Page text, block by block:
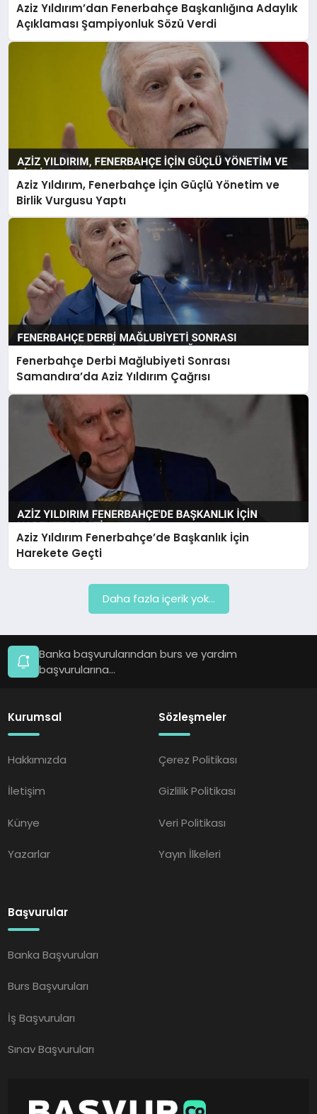
Aziz Yıldırım’dan Fenerbahçe Başkanlığına Adaylık
Açıklaması Şampiyonluk Sözü Verdi
Aziz Yıldırım, Fenerbahçe İçin Güçlü Yönetim ve
Birlik Vurgusu Yaptı
Fenerbahçe Derbi Mağlubiyeti Sonrası
Samandıra’da Aziz Yıldırım Çağrısı
Aziz Yıldırım Fenerbahçe’de Başkanlık İçin
Harekete Geçti
Daha fazla içerik yok...
Banka başvurularından burs ve yardım
başvurularına...
Kurumsal
Hakkımızda
İletişim
Künye
Yazarlar
Sözleşmeler
Çerez Politikası
Gizlilik Politikası
Veri Politikası
Yayın İlkeleri
Başvurular
Banka Başvuruları
Burs Başvuruları
İş Başvuruları
Sınav Başvuruları